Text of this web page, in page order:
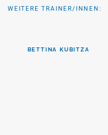
WEITERE TRAINER/INNEN:
BETTINA KUBITZA